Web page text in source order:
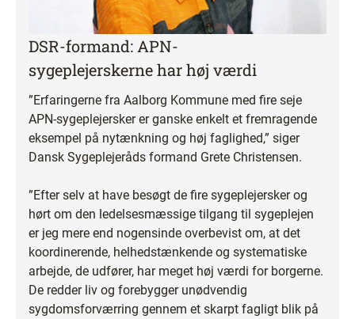
DSR-formand: APN-
sygeplejerskerne har høj værdi
”Erfaringerne fra Aalborg Kommune med fire seje
APN-sygeplejersker er ganske enkelt et fremragende
eksempel på nytænkning og høj faglighed,” siger
Dansk Sygeplejeråds formand Grete Christensen.
”Efter selv at have besøgt de fire sygeplejersker og
hørt om den ledelsesmæssige tilgang til sygeplejen
er jeg mere end nogensinde overbevist om, at det
koordinerende, helhedstænkende og systematiske
arbejde, de udfører, har meget høj værdi for borgerne.
De redder liv og forebygger unødvendig
sygdomsforværring gennem et skarpt fagligt blik på